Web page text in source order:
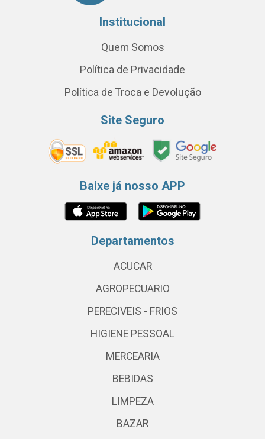
Institucional
Quem Somos
Política de Privacidade
Política de Troca e Devolução
Site Seguro
Baixe já nosso APP
Departamentos
ACUCAR
AGROPECUARIO
PERECIVEIS - FRIOS
HIGIENE PESSOAL
MERCEARIA
BEBIDAS
LIMPEZA
BAZAR